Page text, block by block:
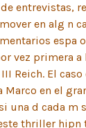
de entrevistas,
en alg n
espa
vez primera
Reich. El
Marco en el
una d cada m
thriller